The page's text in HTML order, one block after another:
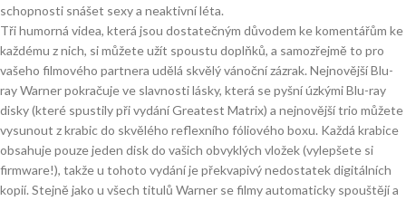
schopnosti snášet sexy a neaktivní léta.
Tři humorná videa, která jsou dostatečným důvodem ke komentářům ke
každému z nich, si můžete užít spoustu doplňků, a samozřejmě to pro
vašeho filmového partnera udělá skvělý vánoční zázrak. Nejnovější Blu-
ray Warner pokračuje ve slavnosti lásky, která se pyšní úzkými Blu-ray
disky (které spustily při vydání Greatest Matrix) a nejnovější trio můžete
vysunout z krabic do skvělého reflexního fóliového boxu. Každá krabice
obsahuje pouze jeden disk do vašich obvyklých vložek (vylepšete si
firmware!), takže u tohoto vydání je překvapivý nedostatek digitálních
kopií. Stejně jako u všech titulů Warner se filmy automaticky spouštějí a